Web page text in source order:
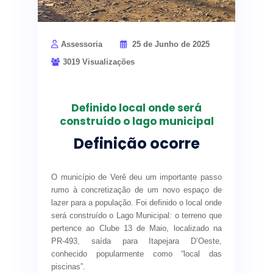
A omissão de informações ou apresentação de
documentos falsos acarretará a exclusão
legais. Quem for desclassificado por fraude só
poderá se candidatar novamente após dois
com a transparência e justiça social na
distribuição das unidades habitacionais e
convida as famílias que se enquadram nos
critérios a participarem do processo. Para mais
Secretaria de Habitação ou acessar o site
oficial do município.
A secretaria de habitação está localizada junto
ao prédio da assistência social, e o acesso é ao
lado do conselho tutelar, atendendo das 7.30 às
11.30 e das 13h às 17h.
Assessoria
25 de Junho de 2025
3019 Visualizações
Definido local onde será
construído o lago municipal
Definição ocorre
clube 13 de maio
repassar imóvel ao
município
O município de Verê deu um importante passo
rumo à concretização de um novo espaço de
lazer para a população. Foi definido o local onde
será construído o Lago Municipal: o terreno que
pertence ao Clube 13 de Maio, localizado na
PR-493, saída para Itapejara D’Oeste,
conhecido popularmente como “local das
piscinas”.